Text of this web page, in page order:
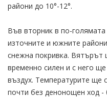
райони до 10°-12°.
Във вторник в по-
източните и южните
снежна покривка. Вятърът
временно силен и с него
въздух. Температурите ще
почти без денонощен ход -